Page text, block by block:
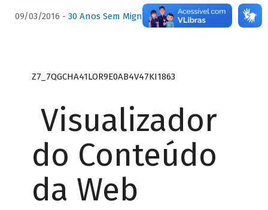
09/03/2016 - 30 Anos Sem Mignone
Z7_7QGCHA41LOR9E0AB4V47KI1863
Visualizador
do Conteúdo
da Web